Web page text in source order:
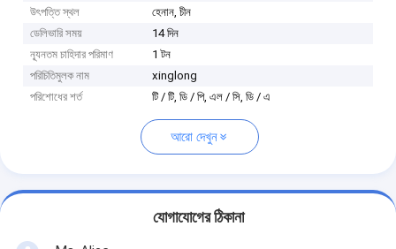
উৎপত্তি স্থল
হেনান, চীন
ডেলিভারি সময়
14 দিন
ন্যূনতম চাহিদার পরিমাণ
1 টন
পরিচিতিমুলক নাম
xinglong
পরিশোধের শর্ত
টি / টি, ডি / পি, এল / সি, ডি / এ
আরো দেখুন
যোগাযোগের ঠিকানা